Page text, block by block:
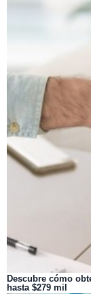
Descubre cómo
hasta $279 mil